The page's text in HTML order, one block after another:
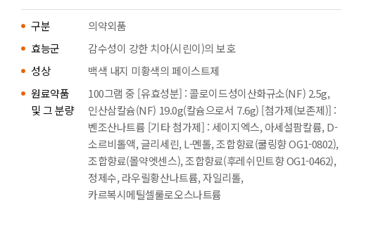
구분
의약외품
효능군
감수성이 강한 치아(시린이)의 보호
성상
백색 내지 미황색의 페이스트제
원료약품
및 그 분량
100그램 중 [유효성분] : 콜로이드성이산화규소(NF) 2.5g,
인산삼칼슘(NF) 19.0g(칼슘으로서 7.6g) [첨가제(보존제)] :
벤조산나트륨 [기타 첨가제] : 세이지엑스, 아세설팜칼륨, D-
소르비톨액, 글리세린, L-멘톨, 조합향료(쿨링향 OG1-0802),
조합향료(몰약엣센스), 조합향료(후레쉬민트향 OG1-0462),
정제수, 라우릴황산나트륨, 자일리톨,
카르복시메틸셀룰로오스나트륨